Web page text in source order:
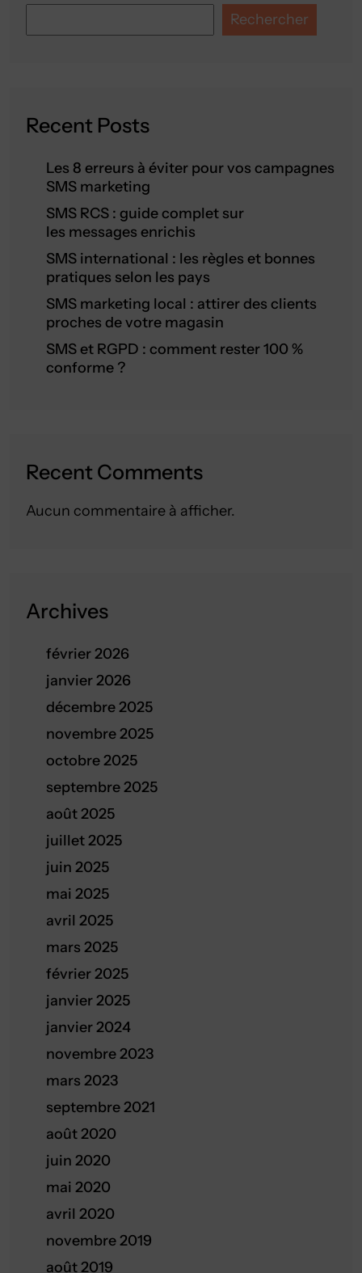
Rechercher
Recent Posts
Les 8 erreurs à éviter pour vos campagnes
SMS marketing
SMS RCS : guide complet sur
les messages enrichis
SMS international : les règles et bonnes
pratiques selon les pays
SMS marketing local : attirer des clients
proches de votre magasin
SMS et RGPD : comment rester 100 %
conforme ?
Recent Comments
Aucun commentaire à afficher.
Archives
février 2026
janvier 2026
décembre 2025
novembre 2025
octobre 2025
septembre 2025
août 2025
juillet 2025
juin 2025
mai 2025
avril 2025
mars 2025
février 2025
janvier 2025
janvier 2024
novembre 2023
mars 2023
septembre 2021
août 2020
juin 2020
mai 2020
avril 2020
novembre 2019
août 2019